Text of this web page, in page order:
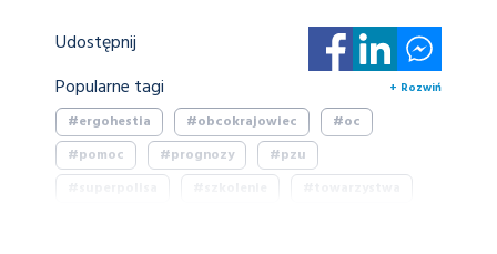
Udostępnij
Popularne tagi
+ Rozwiń
#ergohestia #obcokrajowiec
#oc
#pomoc
#prognozy
#pzu